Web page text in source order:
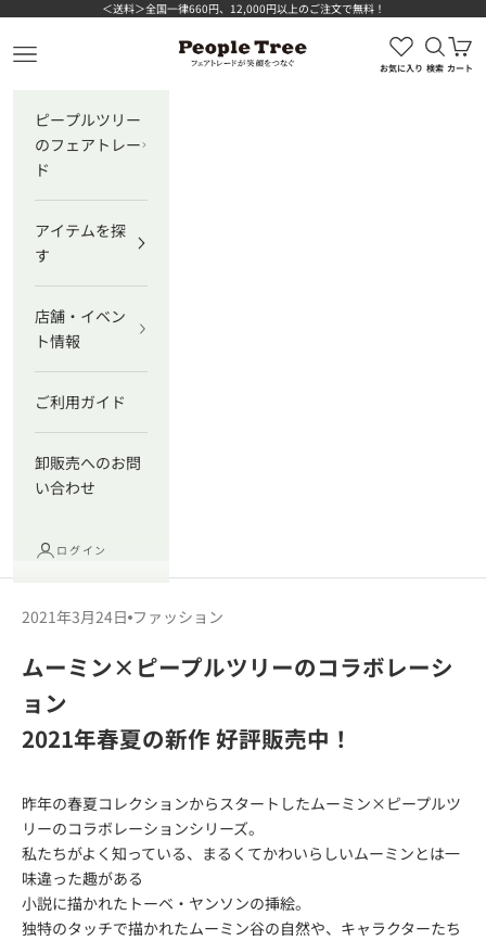
コンテンツへスキップ＜送料＞全国一律660円、12,000円以上のご注文で無料！
ピープルツリー公式オンラインショップ
メニューを開く
お気に入り
検索を
検索
カ
カート
ピープルツリー
のフェアトレー
ド
アイテムを探
す
店舗・イベン
ト情報
ご利用ガイド
卸販売へのお問
い合わせ
ログイン
2021年3月24日 ファッション
ムーミン×ピープルツリーのコラボレーシ
ョン
2021年春夏の新作 好評販売中！
昨年の春夏コレクションからスタートしたムーミン×ピープルツ
リーのコラボレーションシリーズ。
私たちがよく知っている、まるくてかわいらしいムーミンとは一
味違った趣がある
小説に描かれたトーベ・ヤンソンの挿絵。
独特のタッチで描かれたムーミン谷の自然や、キャラクターたち